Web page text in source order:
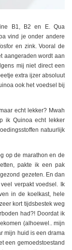
B1, B2 en E. Qua
vind je onder andere
en zink. Vooral de
aangeraden wordt aan
mij niet direct een
extra ijzer absoluut
ook het voedsel bij
echt lekker? Mwah
ik Quinoa echt lekker
natuurlijk
op de marathon en de
pakte ik een pak
gezeten. En dan
verpakt voedsel. Ik
in de koelkast, hele
kort tijdsbestek weg
had?! Doordat ik
(alhoewel.. mijn
mijn huid is een drama
een gemoedstoestand